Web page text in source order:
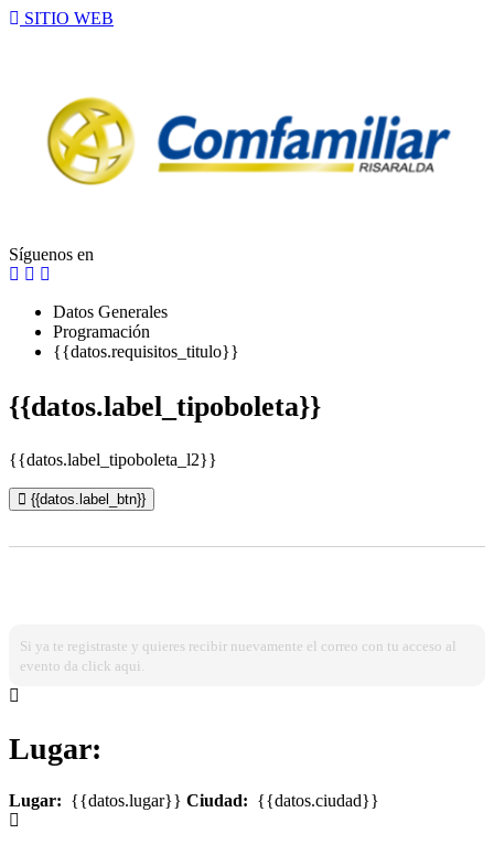
SITIO WEB
Síguenos en
Datos Generales
Programación
{{datos.requisitos_titulo}}
{{datos.label_tipoboleta}}
{{datos.label_tipoboleta_l2}}
{{datos.label_btn}}
Si ya te registraste y quieres recibir nuevamente el correo con tu acceso al
evento da click aqui.
Lugar:
Lugar: {{datos.lugar}} Ciudad: {{datos.ciudad}}